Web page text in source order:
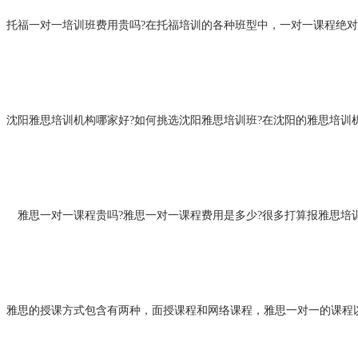
福一对一培训班费用贵吗?在托福培训的各种班型中，一对一课程绝
阳雅思培训机构哪家好?如何挑选沈阳雅思培训班?在沈阳的雅思培训
思一对一课程贵吗?雅思一对一课程费用是多少?很多打算报雅思培
思的授课方式包含有两种，面授课程和网络课程，雅思一对一的课程